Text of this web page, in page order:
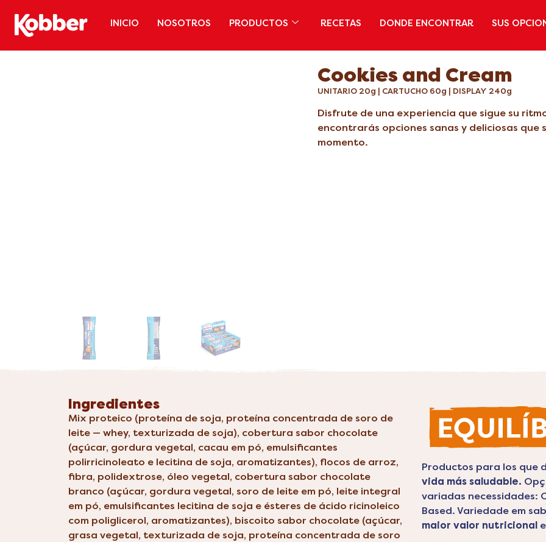
INICIO NOSOTROS PRODUCTOS RECETAS DONDE ENCONTRAR SUS
Cookies and Cream
UNITARIO 20g | CARTUCHO 60g | DISPLAY 240g
Disfrute de una experiencia que sigue su
encontrarás opciones sanas y deliciosas
momento.
Ingredientes
Mix proteico (proteína de soja, proteína concentrada de soro de
leite — whey, texturizada de soja), cobertura sabor chocolate
(açúcar, gordura vegetal, cacau em pó, emulsificantes
polirricinoleato e lecitina de soja, aromatizantes), flocos de arroz,
fibra, polidextrose, óleo vegetal, cobertura sabor chocolate
branco (açúcar, gordura vegetal, soro de leite em pó, leite integral
em pó, emulsificantes lecitina de soja e ésteres de ácido ricinoleico
com poliglicerol, aromatizantes), biscoito sabor chocolate (açúcar,
grasa vegetal, texturizada de soja, proteína concentrada de soro
Productos para los que
vida más saludable.
variadas necessidades:
Based. Variedade em
maior valor nutricional